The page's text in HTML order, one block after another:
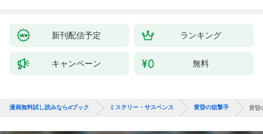
新刊配信予定 ランキング
キャンペーン 無料
漫画無料試し読みならdブック ミステリー・サスペンス 黄昏の狙撃手 黄昏